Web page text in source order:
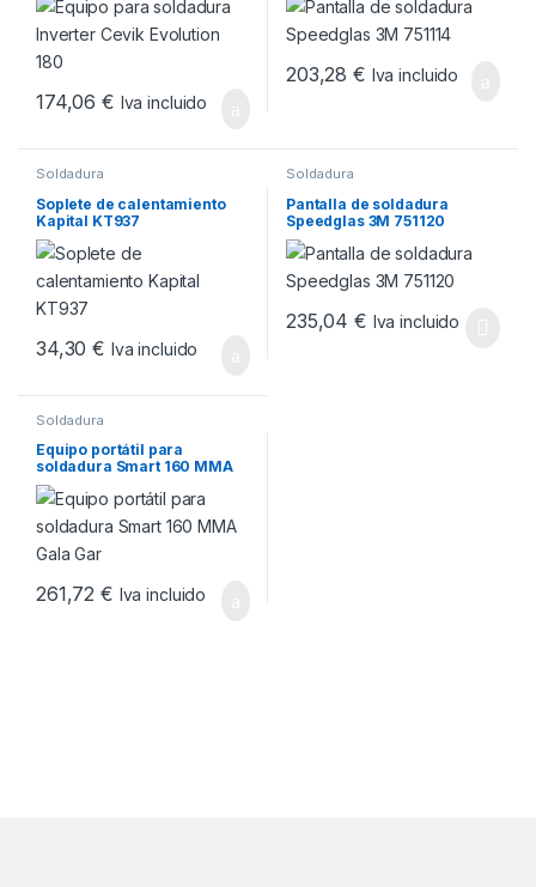
174,06€ Iva incluido
203,28€ Iva incluido
Soldadura
Soplete de calentamiento
Kapital KT937
34,30€ Iva incluido
Soldadura
Pantalla de soldadura
Speedglas 3M 751120
235,04€ Iva incluido
Soldadura
Equipo portátil para
soldadura Smart 160 MMA
Gala Gar
261,72€ Iva incluido